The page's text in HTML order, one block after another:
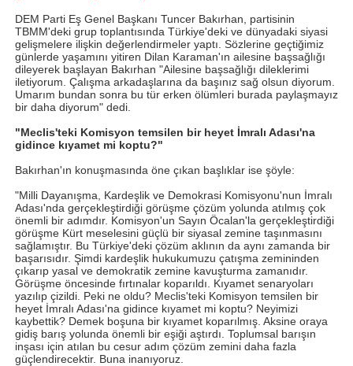
DEM Parti Eş Genel Başkanı Tuncer Bakırhan, partisinin
TBMM'deki grup toplantısında Türkiye'deki ve dünyadaki siyasi
gelişmelere ilişkin değerlendirmeler yaptı. Sözlerine geçtiğimiz
günlerde yaşamını yitiren Dilan Karaman'ın ailesine başsağlığı
dileyerek başlayan Bakırhan "Ailesine başsağlığı dileklerimi
iletiyorum. Çalışma arkadaşlarına da başınız sağ olsun diyorum.
Umarım bundan sonra bu tür erken ölümleri burada paylaşmayız
bir daha diyorum" dedi.
"Meclis'teki Komisyon temsilen bir heyet İmralı Adası'na
gidince kıyamet mi koptu?"
Bakırhan'ın konuşmasında öne çıkan başlıklar ise şöyle:
"Milli Dayanışma, Kardeşlik ve Demokrasi Komisyonu'nun İmralı
Adası'nda gerçekleştirdiği görüşme çözüm yolunda atılmış çok
önemli bir adımdır. Komisyon'un Sayın Öcalan'la gerçekleştirdiği
görüşme Kürt meselesini güçlü bir siyasal zemine taşınmasını
sağlamıştır. Bu Türkiye'deki çözüm aklının da aynı zamanda bir
başarısıdır. Şimdi kardeşlik hukukumuzu çatışma zemininden
çıkarıp yasal ve demokratik zemine kavuşturma zamanıdır.
Görüşme öncesinde fırtınalar koparıldı. Kıyamet senaryoları
yazılıp çizildi. Peki ne oldu? Meclis'teki Komisyon temsilen bir
heyet İmralı Adası'na gidince kıyamet mi koptu? Neyimizi
kaybettik? Demek boşuna bir kıyamet koparılmış. Aksine oraya
gidiş barış yolunda önemli bir eşiği aştırdı. Toplumsal barışın
inşası için atılan bu cesur adım çözüm zemini daha fazla
güçlendirecektir. Buna inanıyoruz.